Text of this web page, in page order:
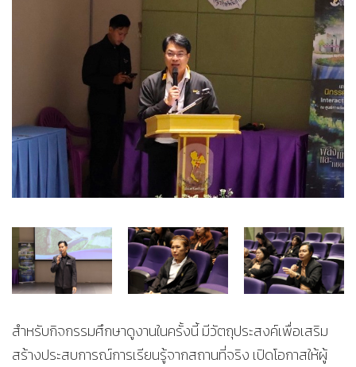
สำหรับกิจกรรมศึกษาดูงานในครั้งนี้ มีวัตถุประสงค์เพื่อเสริม
สร้างประสบการณ์การเรียนรู้จากสถานที่จริง เปิดโอกาสให้ผู้